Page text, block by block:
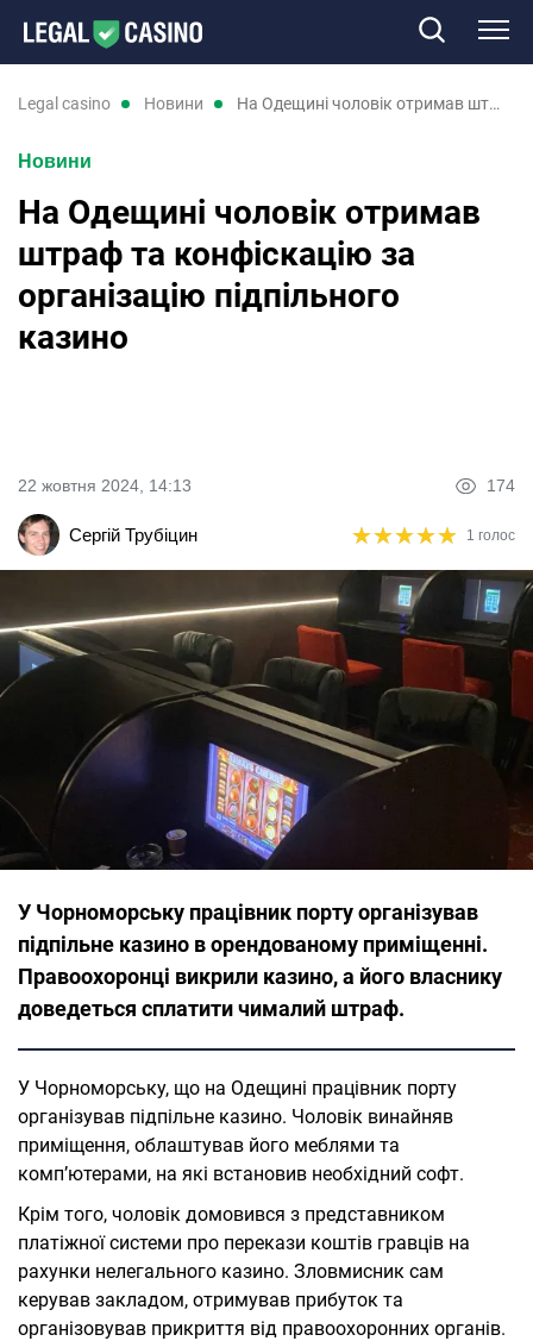
Казино
Нові казино
Відгуки
legal casino новини На Одещині чоловік отримав штраф та конфіскацію за організацію підпільного казино
Новини
На Одещині чоловік отримав
штраф та конфіскацію за
організацію підпільного
казино
22 жовтня 2024, 14:13 174
Сергій Трубіцин ★★★★★
★★★★★ 1 голос
У Чорноморську працівник порту організував
підпільне казино в орендованому приміщенні.
Правоохоронці викрили казино, а його власнику
доведеться сплатити чималий штраф.
У Чорноморську, що на Одещині працівник порту
організував підпільне казино. Чоловік винайняв
приміщення, облаштував його меблями та
комп’ютерами, на які встановив необхідний софт.
Крім того, чоловік домовився з представником
платіжної системи про перекази коштів гравців на
рахунки нелегального казино. Зловмисник сам
керував закладом, отримував прибуток та
організовував прикриття від правоохоронних органів.